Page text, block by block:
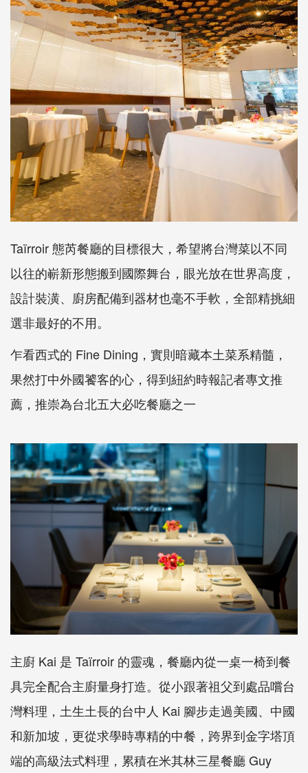
Taïrroir 態芮餐廳的目標很大，希望將台灣菜以不同
以往的嶄新形態搬到國際舞台，眼光放在世界高度，
設計裝潢、廚房配備到器材也毫不手軟，全部精挑細
選非最好的不用。
乍看西式的 Fine Dining，實則暗藏本土菜系精髓，
果然打中外國饕客的心，得到紐約時報記者專文推
薦，推崇為台北五大必吃餐廳之一
主廚 Kai 是 Taïrroir 的靈魂，餐廳內從一桌一椅到餐
具完全配合主廚量身打造。從小跟著祖父到處品嚐台
灣料理，土生土長的台中人 Kai 腳步走過美國、中國
和新加坡，更從求學時專精的中餐，跨界到金字塔頂
端的高級法式料理，累積在米其林三星餐廳 Guy